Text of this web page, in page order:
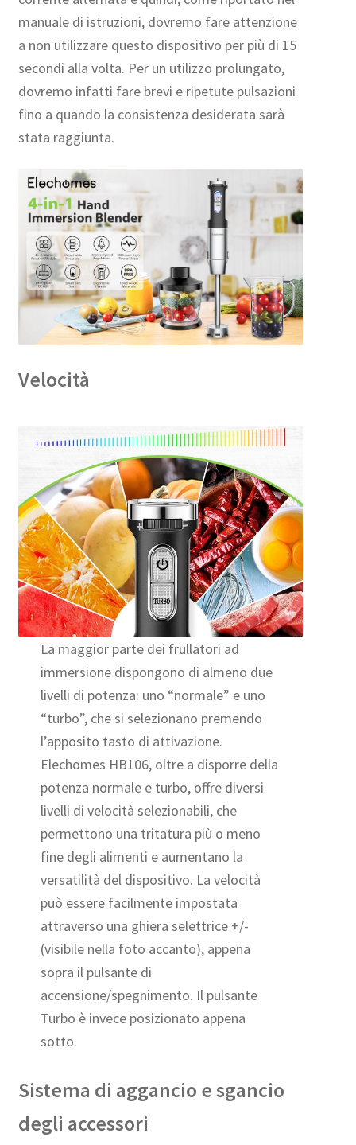
manuale di istruzioni, dovremo fare attenzione
a non utilizzare questo dispositivo per più di 15
secondi alla volta. Per un utilizzo prolungato,
dovremo infatti fare brevi e ripetute pulsazioni
fino a quando la consistenza desiderata sarà
stata raggiunta.
Velocità
La maggior parte dei frullatori ad
immersione dispongono di almeno due
livelli di potenza: uno “normale” e uno
“turbo”, che si selezionano premendo
l’apposito tasto di attivazione.
Elechomes HB106, oltre a disporre della
potenza normale e turbo, offre diversi
livelli di velocità selezionabili, che
permettono una tritatura più o meno
fine degli alimenti e aumentano la
versatilità del dispositivo. La velocità
può essere facilmente impostata
attraverso una ghiera selettrice +/-
(visibile nella foto accanto), appena
sopra il pulsante di
accensione/spegnimento. Il pulsante
Turbo è invece posizionato appena
sotto.
Sistema di aggancio e sgancio
degli accessori